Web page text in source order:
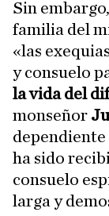
Sin
familia del
«las
y consuelo
la vida del
monseñor
dependiente
ha sido
consuelo
larga y